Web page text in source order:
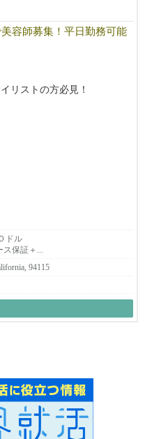
容師募集！平日勤務可能
リストの方必見！
い。書類審査の上ご連絡さ
ドル
保証＋...
94115